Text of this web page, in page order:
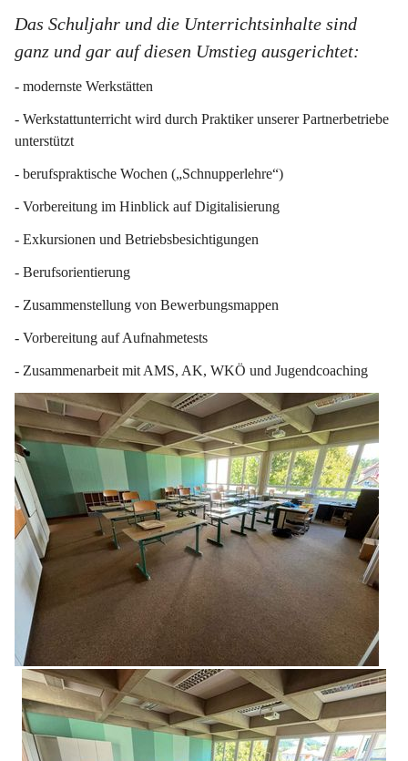
Das Schuljahr und die Unterrichtsinhalte sind
ganz und gar auf diesen Umstieg ausgerichtet:
- modernste Werkstätten
- Werkstattunterricht wird durch Praktiker unserer Partnerbetriebe
unterstützt
- berufspraktische Wochen („Schnupperlehre“)
- Vorbereitung im Hinblick auf Digitalisierung
- Exkursionen und Betriebsbesichtigungen
- Berufsorientierung
- Zusammenstellung von Bewerbungsmappen
- Vorbereitung auf Aufnahmetests
- Zusammenarbeit mit AMS, AK, WKÖ und Jugendcoaching